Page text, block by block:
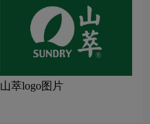
山萃logo图片